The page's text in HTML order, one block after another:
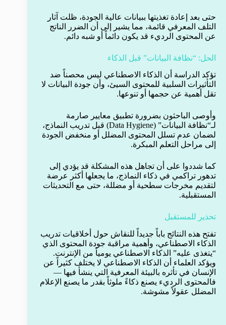
حتى بعد إعادة تغذيتها ببيانات عالية الجودة، ظلت آثار
التلف المعرفي قائمة، مما يشير إلى أن الضرر الناتج
عن المحتوى الرديء قد يكون دائماً أو شبه دائم.
الحل: “نظافة البيانات” قبل الذكاء
تؤكد الدراسة أن الذكاء الاصطناعي ليس محصناً ضد
التأثيرات السلبية للمحتوى السيئ، وأن جودة البيانات لا
تقل أهمية عن حجمها أو تنوعها.
وأوصى الباحثون بضرورة تطبيق معايير صارمة
لـ“نظافة البيانات” (Data Hygiene) قبل تدريب النماذج،
لضمان عدم تسلل المحتوى المضلل أو منخفض الجودة
إلى مراحل التعلم المبكرة.
كما شددوا على أن تجاهل هذه المشكلة قد يؤدي إلى
تدهور تراكمي في ذكاء النماذج، ما يجعلها أكثر عرضة
لتقديم مخرجات سطحية أو مضللة، حتى مع التحديثات
المستقبلية.
تحذير للمستقبل
تفتح هذه النتائج باباً جديداً للنقاش حول أخلاقيات تدريب
الذكاء الاصطناعي، وأهمية مراقبة جودة المحتوى الذي
“يتغذى عليه” الذكاء الاصطناعي يومياً من الإنترنت.
ويؤكد العلماء أن الذكاء الاصطناعي لا يختلف كثيراً عن
الإنسان في تأثره بالبيئة المعرفية التي ينشأ فيها —
فالمحتوى الرديء يصنع ذكاءً ملوثاً بقدر ما يصنع الإعلام
المضلل عقولاً مشوشة.